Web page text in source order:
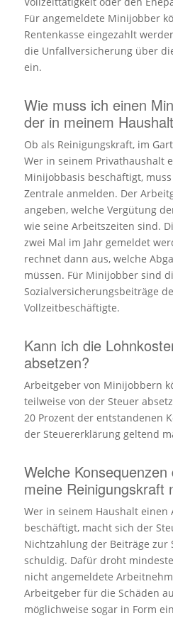
Für angemeldete Minijobber
Rentenkasse eingezahlt
die Unfallversicherung über
ein.
Wie muss ich einen
der in meinem
Ob als Reinigungskraft, im
Wer in seinem Privathaushalt
Minijobbasis beschäftigt,
Zentrale anmelden. Der
angeben, welche Vergütung
wie seine Arbeitszeiten sind.
zwei Mal im Jahr gemeldet
rechnet dann aus, welche
müssen. Für Minijobber sind
Sozialversicherungsbeiträge
Vollzeitbeschäftigte.
Kann ich die
absetzen?
Arbeitgeber von Minijobbern
teilweise von der Steuer
20 Prozent der entstandenen
der Steuererklärung geltend
Welche
meine Reinigungskraft
Wer in seinem Haushalt einen
beschäftigt, macht sich der
Nichtzahlung der Beiträge zur
schuldig. Dafür droht
nicht angemeldete
Arbeitgeber für die Schäden
möglichweise sogar in Form